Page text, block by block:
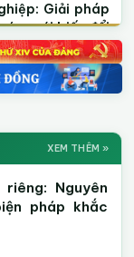
Giải pháp
với biến đổi
của Liên minh
Robusta Việt"
từ gốc" tại
tác động
điển hình
XEM THÊM »
Nguyên
pháp khắc